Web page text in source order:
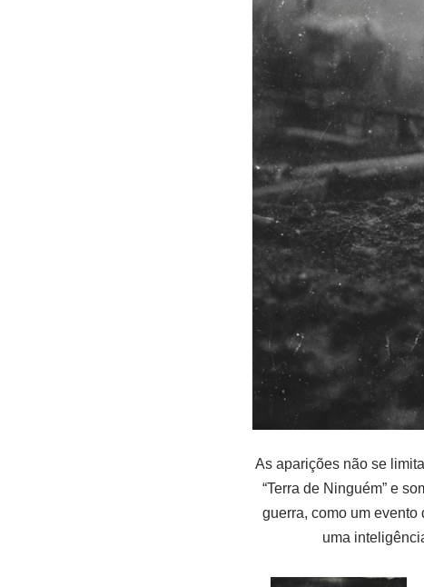
As aparições não se
“Terra de Ninguém” e
guerra, como um
uma